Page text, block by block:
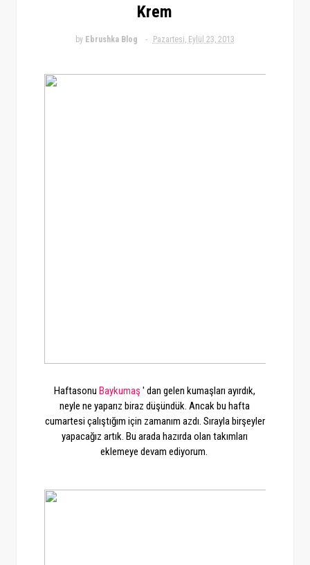
Krem
by Ebrushka Blog Pazartesi, Eylül 23, 2013
HaftasonuBaykumaş ' dan gelen kumaşları ayırdık,
neyle ne yaparız biraz düşündük. Ancak bu hafta
cumartesi çalıştığım için zamanım azdı. Sırayla birşeyler
yapacağız artık. Bu arada hazırda olan takımları
eklemeye devam ediyorum.